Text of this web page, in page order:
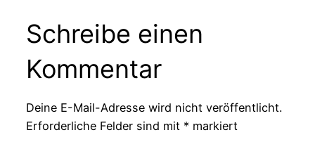
Schreibe einen
Kommentar
Deine E-Mail-Adresse wird nicht veröffentlicht.
Erforderliche Felder sind mit * markiert